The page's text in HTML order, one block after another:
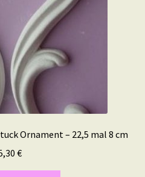
Ornament – 22,5 mal 8 cm
€